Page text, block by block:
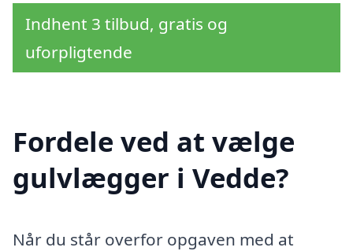
Indhent 3 tilbud, gratis og
uforpligtende
Fordele ved at vælge
gulvlægger i Vedde?
Når du står overfor opgaven med at